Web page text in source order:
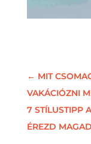
← MIT
VAKÁCIÓZNI
7 STÍLUSTIPP
ÉREZD